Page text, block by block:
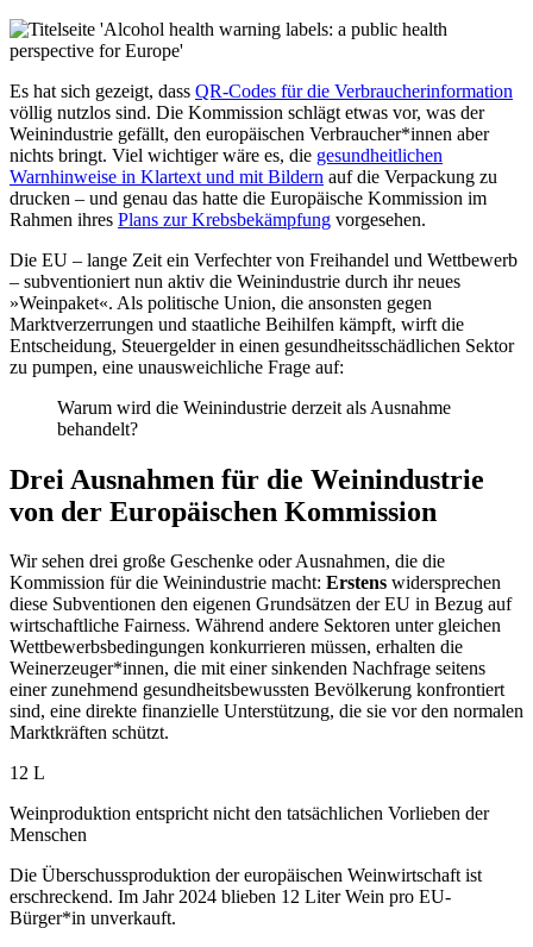
Es hat sich gezeigt, dass QR-Codes für die Verbraucherinformation
völlig nutzlos sind. Die Kommission schlägt etwas vor, was der
Weinindustrie gefällt, den europäischen Verbraucher*innen aber
nichts bringt. Viel wichtiger wäre es, die gesundheitlichen
Warnhinweise in Klartext und mit Bildern auf die Verpackung zu
drucken – und genau das hatte die Europäische Kommission im
Rahmen ihres Plans zur Krebsbekämpfung vorgesehen.
Die EU – lange Zeit ein Verfechter von Freihandel und Wettbewerb
– subventioniert nun aktiv die Weinindustrie durch ihr neues
»Weinpaket«. Als politische Union, die ansonsten gegen
Marktverzerrungen und staatliche Beihilfen kämpft, wirft die
Entscheidung, Steuergelder in einen gesundheitsschädlichen Sektor
zu pumpen, eine unausweichliche Frage auf:
Warum wird die Weinindustrie derzeit als Ausnahme
behandelt?
Drei Ausnahmen für die Weinindustrie
von der Europäischen Kommission
Wir sehen drei große Geschenke oder Ausnahmen, die die
Kommission für die Weinindustrie macht: Erstens widersprechen
diese Subventionen den eigenen Grundsätzen der EU in Bezug auf
wirtschaftliche Fairness. Während andere Sektoren unter gleichen
Wettbewerbsbedingungen konkurrieren müssen, erhalten die
Weinerzeuger*innen, die mit einer sinkenden Nachfrage seitens
einer zunehmend gesundheitsbewussten Bevölkerung konfrontiert
sind, eine direkte finanzielle Unterstützung, die sie vor den normalen
Marktkräften schützt.
12 L
Weinproduktion entspricht nicht den tatsächlichen Vorlieben der
Menschen
Die Überschussproduktion der europäischen Weinwirtschaft ist
erschreckend. Im Jahr 2024 blieben 12 Liter Wein pro EU-
Bürger*in unverkauft.